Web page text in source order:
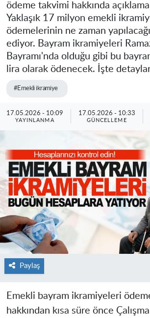
ödeme takvimi hakkında
Yaklaşık 17 milyon emekli
ödemelerinin ne zaman
ediyor. Bayram ikramiyeleri
Bayramı'nda olduğu gibi bu
lira olarak ödenecek. İşte
#Emekli ikramiye
17.05.2026 - 10:09
YAYINLANMA
17.05.2026 - 10:33
GÜNCELLEME
Paylaş
Emekli bayram ikramiyeleri
hakkından kısa süre önce
Resmi İlanlar
Haber Arşivi